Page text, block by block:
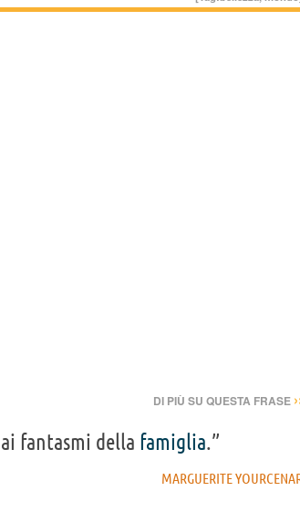
DI PIÙ SU QUESTA FRASE
fantasmi della famiglia.”
MARGUERITE